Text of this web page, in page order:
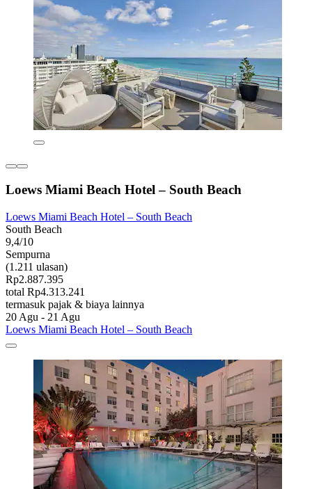
Loews Miami Beach Hotel – South Beach
Loews Miami Beach Hotel – South Beach
South Beach
9,4/10
Sempurna
(1.211 ulasan)
Rp2.887.395
total Rp4.313.241
termasuk pajak & biaya lainnya
20 Agu - 21 Agu
Loews Miami Beach Hotel – South Beach